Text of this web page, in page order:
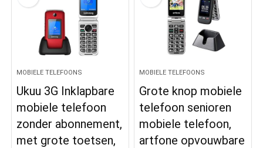
MOBIELE TELEFOONS
Ukuu 3G Inklapbare
mobiele telefoon
zonder abonnement,
met grote toetsen,
MOBIELE TELEFOONS
Grote knop mobiele
telefoon senioren
mobiele telefoon,
artfone opvouwbare